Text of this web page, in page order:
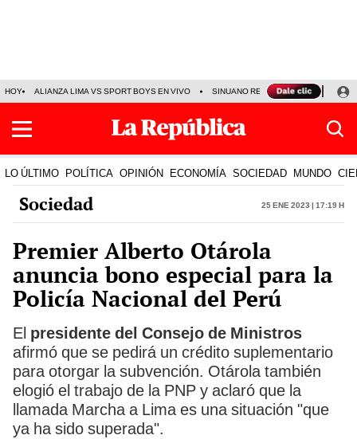
HOY ALIANZA LIMA VS SPORT BOYS EN VIVO SINUANO RESULTADOS HOY
LO ÚLTIMO POLÍTICA OPINIÓN ECONOMÍA SOCIEDAD MUNDO
Sociedad 25 Ene 2023 | 17:19 h
Premier Alberto Otárola
anuncia bono especial para la
Policía Nacional del Perú
El presidente del Consejo de Ministros
afirmó que se pedirá un crédito suplementario
para otorgar la subvención. Otárola también
elogió el trabajo de la PNP y aclaró que la
llamada Marcha a Lima es una situación "que
ya ha sido superada".